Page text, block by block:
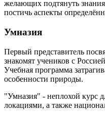
желающих подтянуть
постичь аспекты
Умназия
Первый представитель
знакомят учеников с
Учебная программа
особенности природы.
"Умназия" - неплохой курс
локациями, а также